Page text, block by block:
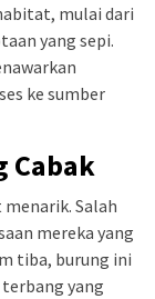
mulai dari
yang sepi.
ke sumber
Cabak
Salah
mereka yang
tiba, burung ini
yang